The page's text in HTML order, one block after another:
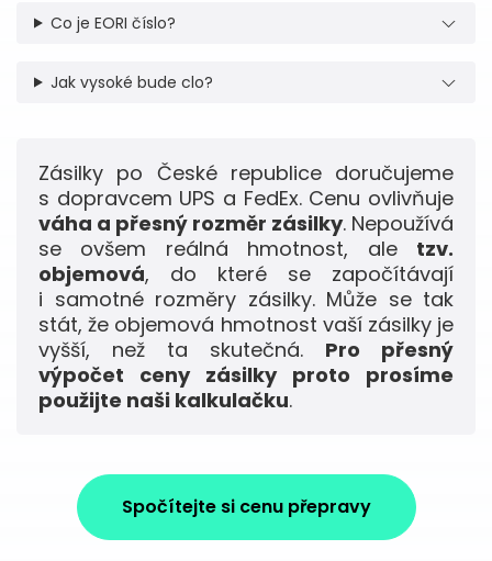
Co je EORI číslo?
Jak vysoké bude clo?
Zásilky po České republice doručujeme
s dopravcem UPS a FedEx. Cenu ovlivňuje
váha a přesný rozměr zásilky. Nepoužívá
se ovšem reálná hmotnost, ale tzv.
objemová, do které se započítávají
i samotné rozměry zásilky. Může se tak
stát, že objemová hmotnost vaší zásilky je
vyšší, než ta skutečná. Pro přesný
výpočet ceny zásilky proto prosíme
použijte naši kalkulačku.
Spočítejte si cenu přepravy